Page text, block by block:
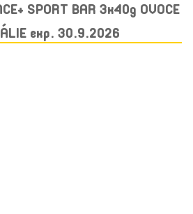
SPORT BAR 3x40g OVOCE
exp. 30.9.2026